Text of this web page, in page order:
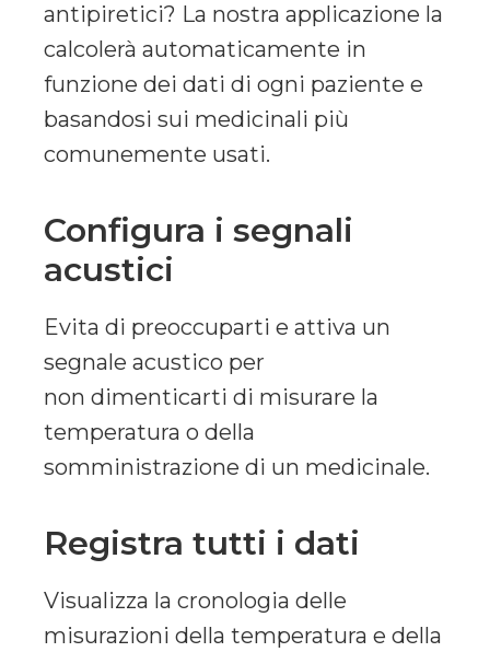
antipiretici? La nostra applicazione la
calcolerà automaticamente in
funzione dei dati di ogni paziente e
basandosi sui medicinali più
comunemente usati.
Configura i segnali
acustici
Evita di preoccuparti e attiva un
segnale acustico per
non dimenticarti di misurare la
temperatura o della
somministrazione di un medicinale.
Registra tutti i dati
Visualizza la cronologia delle
misurazioni della temperatura e della